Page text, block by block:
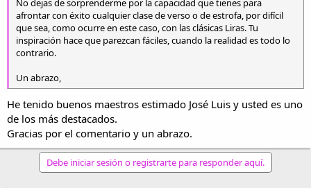
No dejas de sorprenderme por la capacidad que tienes para
afrontar con éxito cualquier clase de verso o de estrofa, por difícil
que sea, como ocurre en este caso, con las clásicas Liras. Tu
inspiración hace que parezcan fáciles, cuando la realidad es todo lo
contrario.
Un abrazo,
He tenido buenos maestros estimado José Luis y usted es uno
de los más destacados.
Gracias por el comentario y un abrazo.
Debe iniciar sesión o registrarte para responder aquí.